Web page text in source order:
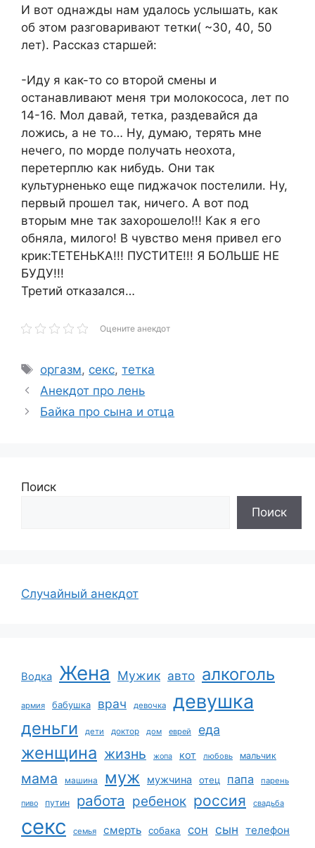
И вот однажды нам удалось услышать, как
об этом разговаривают тетки( ~30, 40, 50
лет). Рассказ старшей:
-Иду я как-то со второй смены и
останавливают меня три молокососа, лет по
14-16. Мол давай, тетка, раздевайся да
ложись, а не то… Ну, думаю, терять мне
нечего, по морде получать неохота,
перетерплю как нибудь. Они так
культурненько еще пиджачок постелили. Ну,
первый прошел так, ничего. А вот под
вторым мне так захорошело!!! Как я его
обняла, милого! В чувство меня привел его
крик:ТЕТЕНЬКА!!! ПУСТИТЕ!!! Я БОЛЬШЕ НЕ
БУДУ!!!
Третий отказался…
Оцените анекдот
Метки
оргазм, секс,тетка
Анекдот про лень
Байка про сына и отца
Поиск
Поиск
Случайный анекдот
Водка Жена Мужик авто алкоголь
армия бабушка врач девочка девушка
деньги дети доктор дом еврей еда
женщина жизнь жопа кот любовь мальчик
мама машина муж мужчина отец папа парень
пиво путин работа ребенок россия свадьба
секс семья смерть собака сон сын телефон